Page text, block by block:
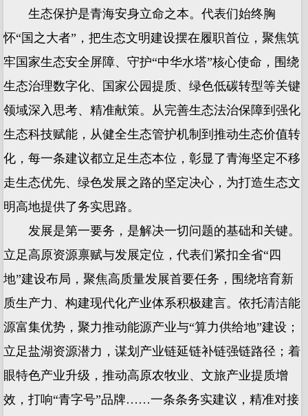
生态保护是青海安身立命之本。代表们始终胸
怀“国之大者”，把生态文明建设摆在履职首位，聚焦筑
牢国家生态安全屏障、守护“中华水塔”核心使命，围绕
生态治理数字化、国家公园提质、绿色低碳转型等关键
领域深入思考、精准献策。从完善生态法治保障到强化
生态科技赋能，从健全生态管护机制到推动生态价值转
化，每一条建议都立足生态本位，彰显了青海坚定不移
走生态优先、绿色发展之路的坚定决心，为打造生态文
明高地提供了务实思路。
发展是第一要务，是解决一切问题的基础和关键。
立足高原资源禀赋与发展定位，代表们紧扣全省“四
地”建设布局，聚焦高质量发展首要任务，围绕培育新
质生产力、构建现代化产业体系积极建言。依托清洁能
源富集优势，聚力推动能源产业与“算力供给地”建设；
立足盐湖资源潜力，谋划产业链延链补链强链路径；着
眼特色产业升级，推动高原农牧业、文旅产业提质增
效，打响“青字号”品牌……一条条务实建议，精准对接